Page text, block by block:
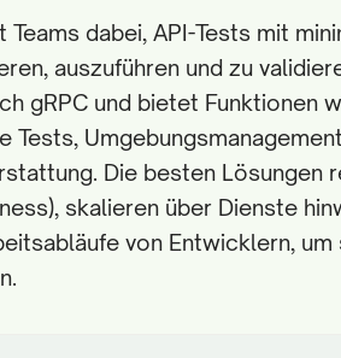
dabei, API-Tests mit
auszuführen und zu
gRPC und bietet Funktionen
Die besten Lösungen
skalieren über Dienste
von Entwicklern, um